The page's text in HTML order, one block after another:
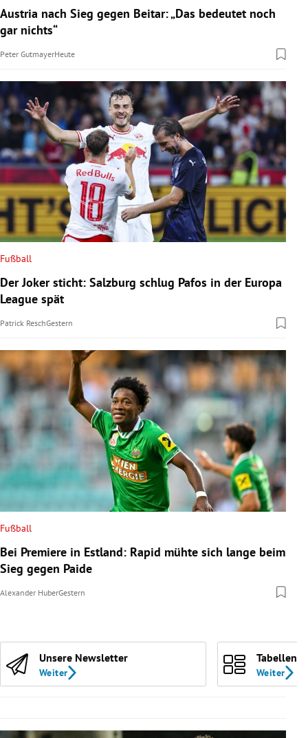
Austria nach Sieg gegen Beitar: „Das bedeutet noch
gar nichts“
Peter GutmayerHeute
Fußball
Der Joker sticht: Salzburg schlug Pafos in der Europa
League spät
Patrick ReschGestern
Fußball
Bei Premiere in Estland: Rapid mühte sich lange beim
Sieg gegen Paide
Alexander HuberGestern
Unsere Newsletter
Weiter
Tabellen
Weiter